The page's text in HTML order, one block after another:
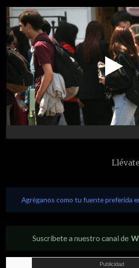
Play
Video
Agréganos como tu fuente preferida
Suscríbete a nuestro canal de